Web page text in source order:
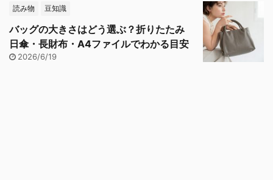
読み物 豆知識
バッグの大きさはどう選ぶ？折りたたみ
日傘・長財布・A4ファイルでわかる目安
2026/6/19